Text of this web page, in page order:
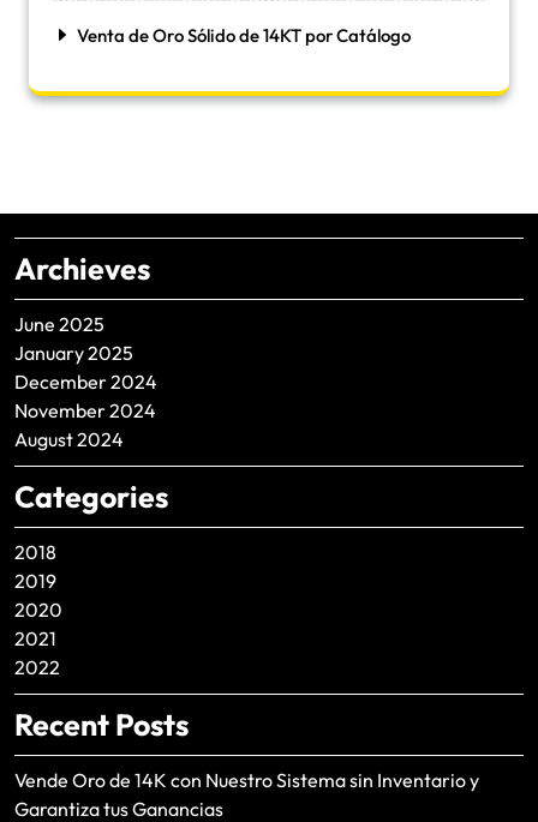
Venta de Oro Sólido de 14KT por Catálogo
Archieves
June 2025
January 2025
December 2024
November 2024
August 2024
Categories
2018
2019
2020
2021
2022
Recent Posts
Vende Oro de 14K con Nuestro Sistema sin Inventario y
Garantiza tus Ganancias